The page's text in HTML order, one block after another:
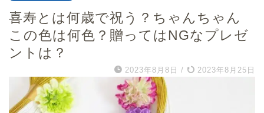
喜寿とは何歳で祝う？ちゃんちゃん
この色は何色？贈ってはNGなプレゼ
ントは？
2023年8月8日 / 2023年8月25日